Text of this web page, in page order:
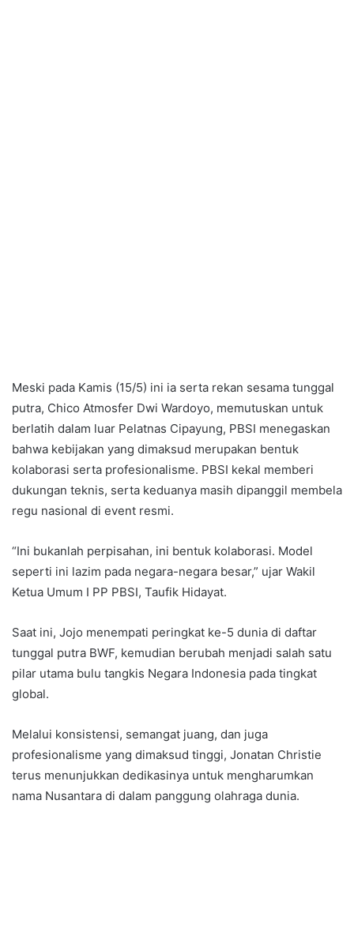
Meski pada Kamis (15/5) ini ia serta rekan sesama tunggal
putra, Chico Atmosfer Dwi Wardoyo, memutuskan untuk
berlatih dalam luar Pelatnas Cipayung, PBSI menegaskan
bahwa kebijakan yang dimaksud merupakan bentuk
kolaborasi serta profesionalisme. PBSI kekal memberi
dukungan teknis, serta keduanya masih dipanggil membela
regu nasional di event resmi.
“Ini bukanlah perpisahan, ini bentuk kolaborasi. Model
seperti ini lazim pada negara-negara besar,” ujar Wakil
Ketua Umum I PP PBSI, Taufik Hidayat.
Saat ini, Jojo menempati peringkat ke-5 dunia di daftar
tunggal putra BWF, kemudian berubah menjadi salah satu
pilar utama bulu tangkis Negara Indonesia pada tingkat
global.
Melalui konsistensi, semangat juang, dan juga
profesionalisme yang dimaksud tinggi, Jonatan Christie
terus menunjukkan dedikasinya untuk mengharumkan
nama Nusantara di dalam panggung olahraga dunia.